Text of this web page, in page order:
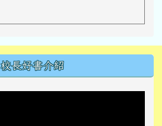
校長好書介紹